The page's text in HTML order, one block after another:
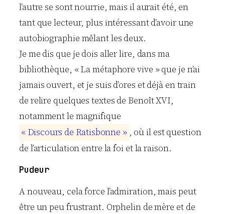
l’autre se sont nourrie, mais il aurait été, en
tant que lecteur, plus intéressant d’avoir une
autobiographie mêlant les deux.
Je me dis que je dois aller lire, dans ma
bibliothèque, « La métaphore vive » que je n’ai
jamais ouvert, et je suis d’ores et déjà en train
de relire quelques textes de Benoît XVI,
notamment le magnifique
« Discours de Ratisbonne » , où il est question
de l’articulation entre la foi et la raison.
Pudeur
A nouveau, cela force l’admiration, mais peut
être un peu frustrant. Orphelin de mère et de